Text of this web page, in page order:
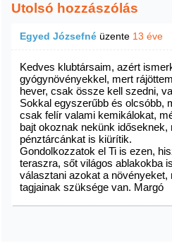
Utolsó hozzászólás
Egyed Józsefné üzente 13 éve
Kedves klubtársaim, azért
gyógynövényekkel, mert
hever, csak össze kell szedni,
Sokkal egyszerűbb és olcsóbb,
csak felír valami kemikálokat,
bajt okoznak nekünk
pénztárcánkat is kiürítik.
Gondolkozzatok el Ti is ezen,
teraszra, sőt világos ablakokba
választani azokat a
tagjainak szüksége van. Margó